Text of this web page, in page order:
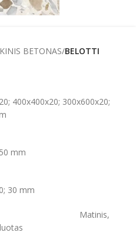
BETONAS BELOTTI
400x400x20; 300x600x20;
Matinis,